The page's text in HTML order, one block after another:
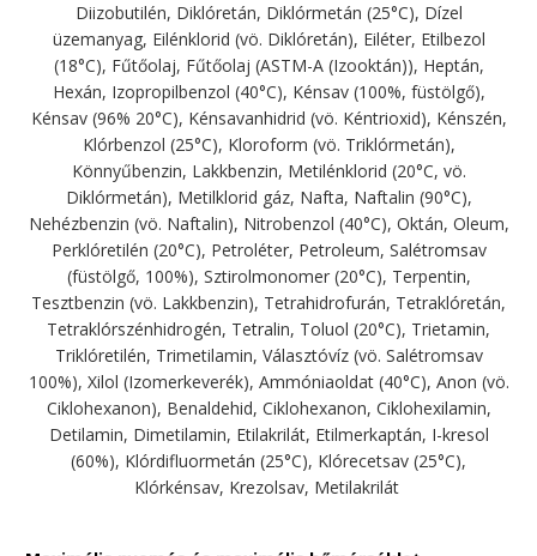
Diizobutilén, Diklóretán, Diklórmetán (25°C), Dízel
üzemanyag, Eilénklorid (vö. Diklóretán), Eiléter, Etilbezol
(18°C), Fűtőolaj, Fűtőolaj (ASTM-A (Izooktán)), Heptán,
Hexán, Izopropilbenzol (40°C), Kénsav (100%, füstölgő),
Kénsav (96% 20°C), Kénsavanhidrid (vö. Kéntrioxid), Kénszén,
Klórbenzol (25°C), Kloroform (vö. Triklórmetán),
Könnyűbenzin, Lakkbenzin, Metilénklorid (20°C, vö.
Diklórmetán), Metilklorid gáz, Nafta, Naftalin (90°C),
Nehézbenzin (vö. Naftalin), Nitrobenzol (40°C), Oktán, Oleum,
Perklóretilén (20°C), Petroléter, Petroleum, Salétromsav
(füstölgő, 100%), Sztirolmonomer (20°C), Terpentin,
Tesztbenzin (vö. Lakkbenzin), Tetrahidrofurán, Tetraklóretán,
Tetraklórszénhidrogén, Tetralin, Toluol (20°C), Trietamin,
Triklóretilén, Trimetilamin, Választóvíz (vö. Salétromsav
100%), Xilol (Izomerkeverék), Ammóniaoldat (40°C), Anon (vö.
Ciklohexanon), Benaldehid, Ciklohexanon, Ciklohexilamin,
Detilamin, Dimetilamin, Etilakrilát, Etilmerkaptán, I-kresol
(60%), Klórdifluormetán (25°C), Klórecetsav (25°C),
Klórkénsav, Krezolsav, Metilakrilát